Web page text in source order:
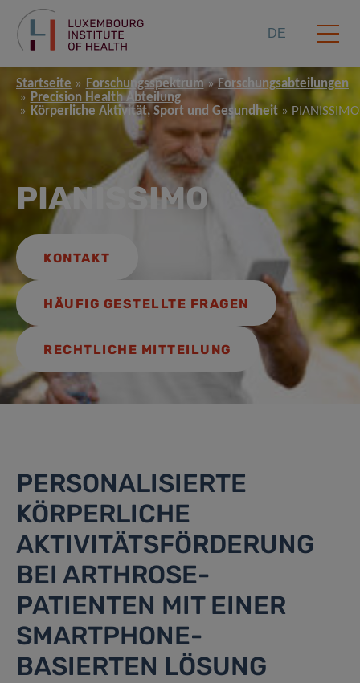
DE
Startseite Forschungsspektrum
Forschungsabteilungen
Precision Health Abteilung
Körperliche Aktivität, Sport und Gesundheit
PIANISSIMO
PIANISSIMO
KONTAKT
HÄUFIG GESTELLTE FRAGEN
RECHTLICHE MITTEILUNG
PERSONALISIERTE
KÖRPERLICHE
AKTIVITÄTSFÖRDERUNG
BEI ARTHROSE-
PATIENTEN MIT EINER
SMARTPHONE-
BASIERTEN LÖSUNG